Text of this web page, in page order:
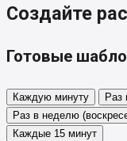
Создайте
Готовые
Каждую минуту Раз
Раз в неделю
Каждые 15 минут